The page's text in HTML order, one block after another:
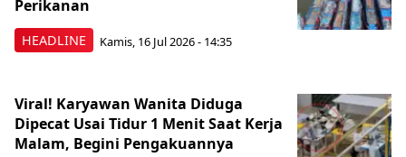
HEADLINE
Perikanan
Kamis, 16 Jul 2026 - 14:35
Viral! Karyawan Wanita Diduga
Dipecat Usai Tidur 1 Menit Saat Kerja
Malam, Begini Pengakuannya